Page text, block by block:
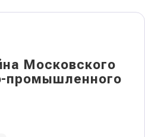
Московского
промышленного